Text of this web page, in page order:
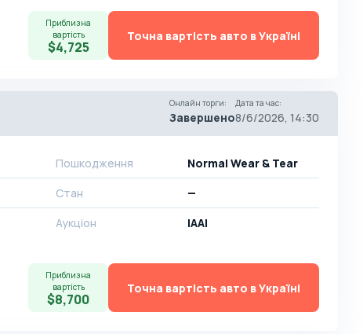
Приблизна
вартість
$4,725
Точна вартість авто в Україні
Онлайн торги:
Завершено
Дата та час:
8/6/2026, 14:30
Пошкодження
Normal Wear & Tear
Стан
—
Аукціон
IAAI
Приблизна
вартість
$8,700
Точна вартість авто в Україні